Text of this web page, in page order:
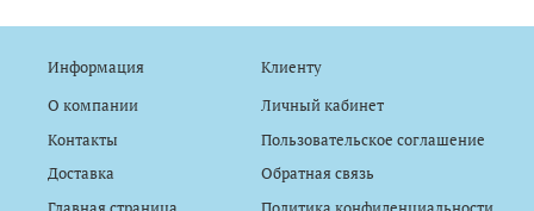
Информация
О компании
Контакты
Доставка
Клиенту
Личный кабинет
Пользовательское соглашение
Обратная связь